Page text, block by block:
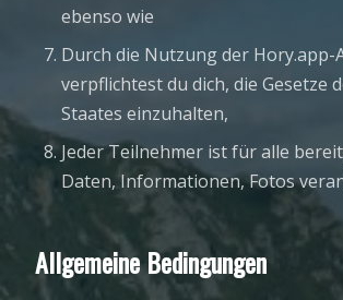
ebenso wie
Durch die Nutzung der Hory.app-
verpflichtest du dich, die Gesetze
Staates einzuhalten,
Jeder Teilnehmer ist für alle
Daten, Informationen, Fotos
Allgemeine Bedingungen